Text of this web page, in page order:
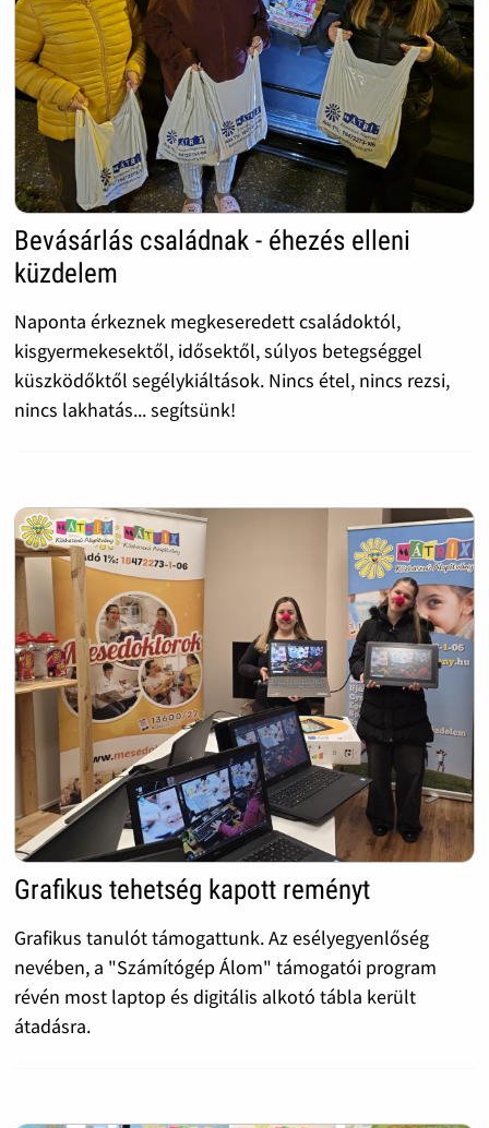
Bevásárlás családnak - éhezés elleni
küzdelem
Naponta érkeznek megkeseredett családoktól,
kisgyermekesektől, idősektől, súlyos betegséggel
küszködőktől segélykiáltások. Nincs étel, nincs rezsi,
nincs lakhatás... segítsünk!
Grafikus tehetség kapott reményt
Grafikus tanulót támogattunk. Az esélyegyenlőség
nevében, a "Számítógép Álom" támogatói program
révén most laptop és digitális alkotó tábla került
átadásra.